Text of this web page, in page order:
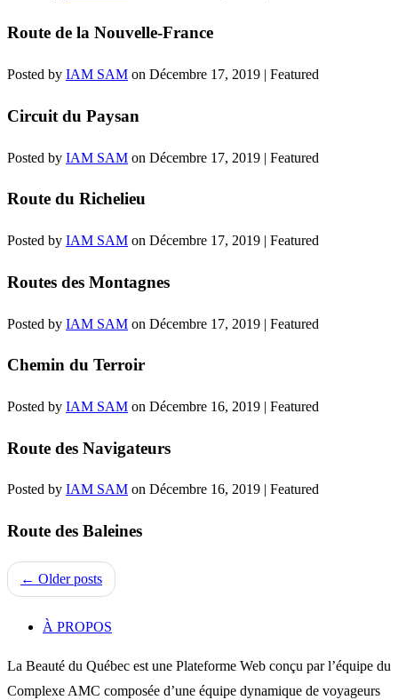
Route de la Nouvelle-France
Posted by IAM SAM on Décembre 17, 2019 | Featured
Circuit du Paysan
Posted by IAM SAM on Décembre 17, 2019 | Featured
Route du Richelieu
Posted by IAM SAM on Décembre 17, 2019 | Featured
Routes des Montagnes
Posted by IAM SAM on Décembre 17, 2019 | Featured
Chemin du Terroir
Posted by IAM SAM on Décembre 16, 2019 | Featured
Route des Navigateurs
Posted by IAM SAM on Décembre 16, 2019 | Featured
Route des Baleines
← Older posts
À PROPOS
La Beauté du Québec est une Plateforme Web conçu par l’équipe du
Complexe AMC composée d’une équipe dynamique de voyageurs